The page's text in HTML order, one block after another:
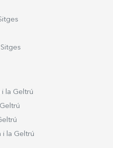
privilegiada. La
de Galvany, una de
de Barcelona,
la seva oferta
d’Aribau, es troba
a més de trobar-
emblemàtics
Diagonal o el
combina la
la Geltrú
i la Geltrú